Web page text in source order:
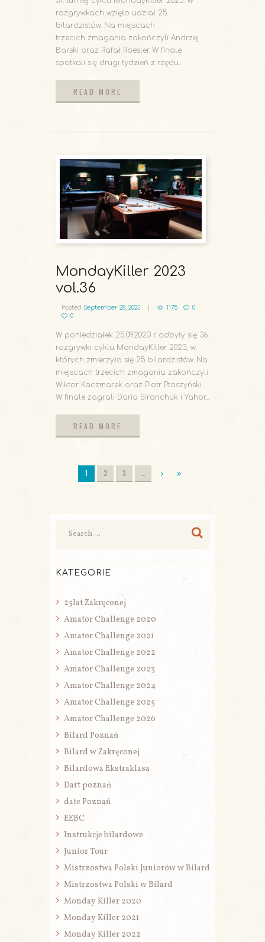
rozgrywkach wzięło udział 25
bilardzistów. Na miejscach
trzecich zmagania zakończyli Andrzej
Barski oraz Rafał Roesler. W finale
spotkali się drugi tydzień z rzędu...
READ MORE
MondayKiller 2023
vol.36
Posted September 28, 2023 1175
0
0
W poniedziałek 25.09.2023 r. odbyły się 36.
rozgrywki cyklu MondayKiller 2023, w
których zmierzyło się 25 bilardzistów. Na
miejscach trzecich zmagania zakończyli
Wiktor Kaczmarek oraz Piotr Ptaszyński.
W finale zagrali Daria Siranchuk i Yahor...
READ MORE
1 2 3
KATEGORIE
25lat Zakręconej
Amator Challenge 2020
Amator Challenge 2021
Amator Challenge 2022
Amator Challenge 2023
Amator Challenge 2024
Amator Challenge 2025
Amator Challenge 2026
Bilard Poznań
Bilard w Zakręconej
Bilardowa Ekstraklasa
Dart poznań
date Poznań
EEBC
Instrukcje bilardowe
Junior Tour
Mistrzostwa Polski Juniorów w Bilard
Mistrzostwa Polski w Bilard
Monday Killer 2020
Monday Killer 2021
Monday Killer 2022